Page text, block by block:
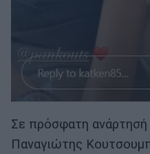
Σε πρόσφατη ανάρτησή
Παναγιώτης